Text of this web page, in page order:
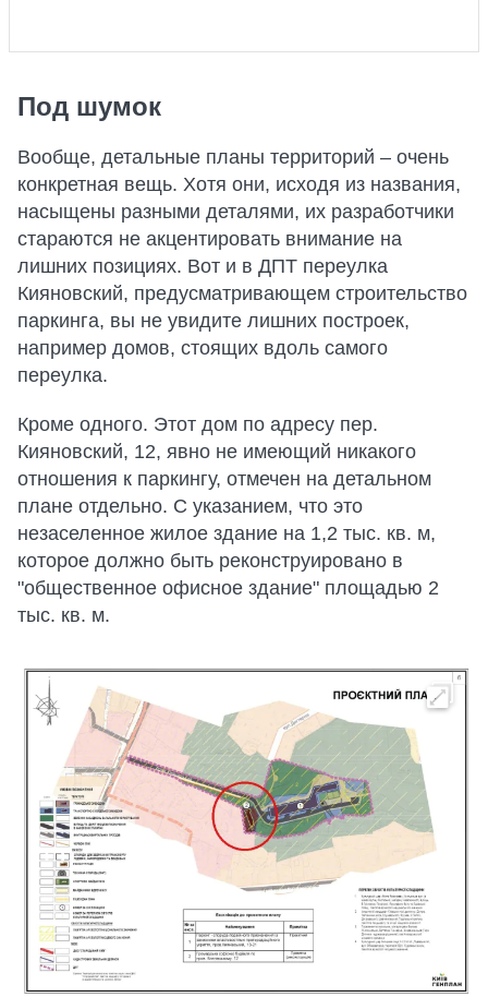
Под шумок
Вообще, детальные планы территорий – очень
конкретная вещь. Хотя они, исходя из названия,
насыщены разными деталями, их разработчики
стараются не акцентировать внимание на
лишних позициях. Вот и в ДПТ переулка
Кияновский, предусматривающем строительство
паркинга, вы не увидите лишних построек,
например домов, стоящих вдоль самого
переулка.
Кроме одного. Этот дом по адресу пер.
Кияновский, 12, явно не имеющий никакого
отношения к паркингу, отмечен на детальном
плане отдельно. С указанием, что это
незаселенное жилое здание на 1,2 тыс. кв. м,
которое должно быть реконструировано в
"общественное офисное здание" площадью 2
тыс. кв. м.